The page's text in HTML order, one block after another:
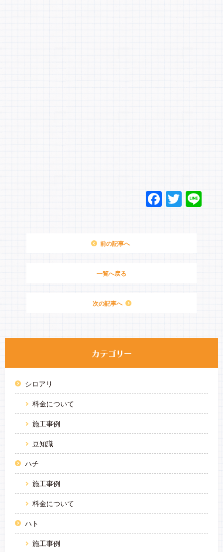
シロアリ
料金について
施工事例
豆知識
ハチ
施工事例
料金について
ハト
施工事例
F
a
T
wi
前の記事へ
一覧へ戻る
次の記事へ